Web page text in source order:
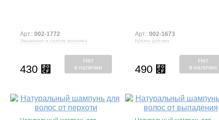
Умывание и снятие макияжа
Арт.: 002-1772
430 ⃏
Нет
в наличии
Кремы для век
Арт.: 002-1673
490 ⃏
Нет
в наличии